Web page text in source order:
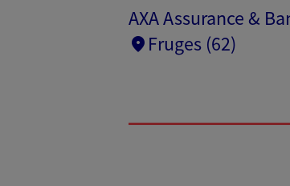
AXA Assurance &
Fruges (62)